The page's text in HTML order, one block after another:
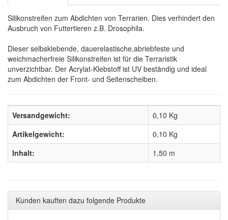
Silikonstreifen zum Abdichten von Terrarien. Dies verhindert den
Ausbruch von Futtertieren z.B. Drosophila.
Dieser selbsklebende, dauerelastische,abriebfeste und
weichmacherfreie Silikonstreifen ist für die Terraristik
unverzichtbar. Der Acrylat-Klebstoff ist UV beständig und ideal
zum Abdichten der Front- und Seitenscheiben.
Versandgewicht:
0,10 Kg
Artikelgewicht:
0,10 Kg
Inhalt:
1,50 m
Kunden kauften dazu folgende Produkte